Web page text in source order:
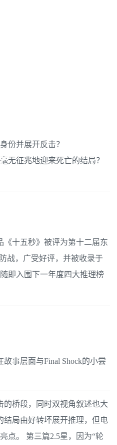
份并展开反击？
无征兆地迎来死亡的结局？
《十五秒》被评为第十二届东
战，广受好评，并被收录于
即入围下一年度四大推理榜
事层面与Final Shock的小尝
的桥段，同时双视角叙述也大
结局由好转坏展开推理，但电
点。 第三篇2.5星，因为“轮